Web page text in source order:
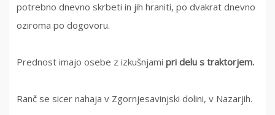
potrebno dnevno skrbeti in jih hraniti, po dvakrat dnevno
oziroma po dogovoru.
Prednost imajo osebe z izkušnjami pri delu s traktorjem.
Ranč se sicer nahaja v Zgornjesavinjski dolini, v Nazarjih.